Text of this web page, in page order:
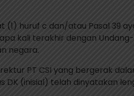
huruf c dan/atau Pasal 39
kali terakhir dengan
negara.
PT CSI yang bergerak
DK (inisial) telah dinyatakan